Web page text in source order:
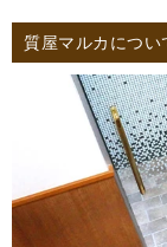
質屋マルカについ